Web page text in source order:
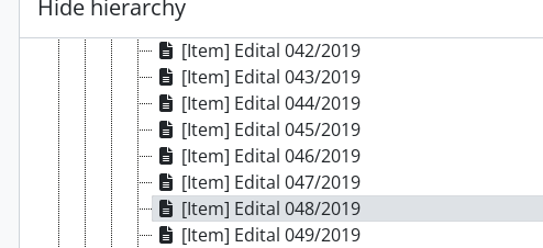
Hide hierarchy
[Item] Edital 042/2019
[Item] Edital 043/2019
[Item] Edital 044/2019
[Item] Edital 045/2019
[Item] Edital 046/2019
[Item] Edital 047/2019
[Item] Edital 048/2019
[Item] Edital 049/2019